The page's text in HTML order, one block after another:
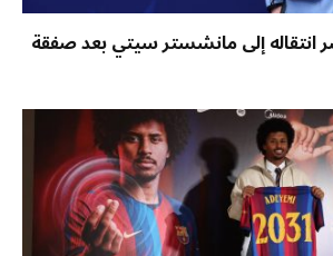
إلى مانشستر سيتي بعد صفقة